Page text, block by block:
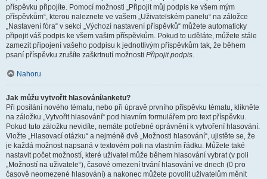
příspěvku připojíte. Pomocí možnosti „Připojit můj podpis ke všem mým
příspěvkům“, kterou naleznete ve vašem „Uživatelském panelu“ na záložce
„Nastavení fóra“ v sekci „Výchozí nastavení příspěvků“ můžete automaticky
připojit váš podpis ke všem vašim příspěvkům. Pokud to uděláte, můžete stále
zamezit připojení vašeho podpisu k jednotlivým příspěvkům tak, že během
psaní příspěvku zrušíte zaškrtnutí možnosti Připojit podpis.
Nahoru
Jak můžu vytvořit hlasování/anketu?
Při posílání nového tématu, nebo při úpravě prvního příspěvku tématu, klikněte
na záložku „Vytvořit hlasování“ pod hlavním formulářem pro text příspěvku.
Pokud tuto záložku nevidíte, nemáte potřebné oprávnění k vytvoření hlasování.
Vložte „Hlasovací otázku“ a nejméně dvě „Možnosti hlasování“, ujistěte se, že
je každá možnost napsaná v textovém poli na vlastním řádku. Můžete také
nastavit počet možností, které uživatel může během hlasování vybrat (v poli
„Možností na uživatele“), časové omezení trvání hlasování ve dnech (0 pro
časově neomezené hlasování) a nakonec můžete povolit uživatelům měnit